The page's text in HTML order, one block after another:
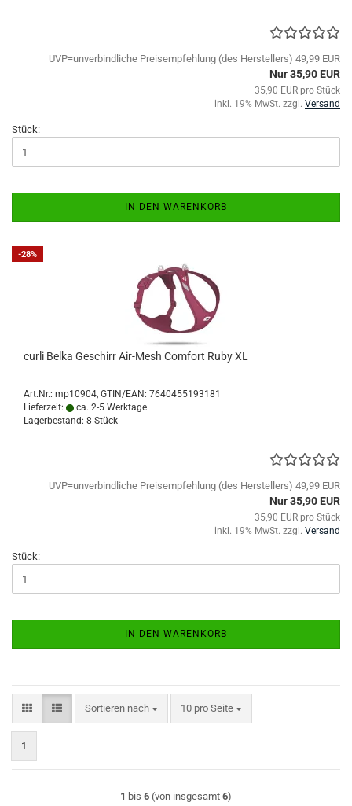
UVP=unverbindliche Preisempfehlung (des Herstellers) 49,99 EUR
Nur 35,90 EUR
35,90 EUR pro Stück
inkl. 19% MwSt. zzgl. Versand
Stück:
IN DEN WARENKORB
-28%
curli Belka Geschirr Air-Mesh Comfort Ruby XL
Art.Nr.: mp10904 GTIN/EAN: 7640455193181
Lieferzeit:
ca. 2-5 Werktage
Lagerbestand: 8 Stück
UVP=unverbindliche Preisempfehlung (des Herstellers) 49,99 EUR
Nur 35,90 EUR
35,90 EUR pro Stück
inkl. 19% MwSt. zzgl. Versand
Stück:
IN DEN WARENKORB
Sortieren nach
Sortieren nach 10 pro Seite
pro Seite
1
1 bis 6 (von insgesamt 6)